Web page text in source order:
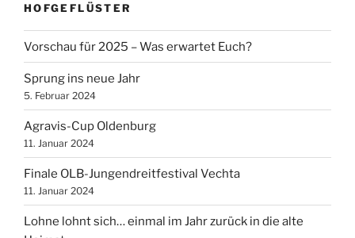
HOFGEFLÜSTER
Vorschau für 2025 – Was erwartet Euch?
Sprung ins neue Jahr
5. Februar 2024
Agravis-Cup Oldenburg
11. Januar 2024
Finale OLB-Jungendreitfestival Vechta
11. Januar 2024
Lohne lohnt sich… einmal im Jahr zurück in die alte